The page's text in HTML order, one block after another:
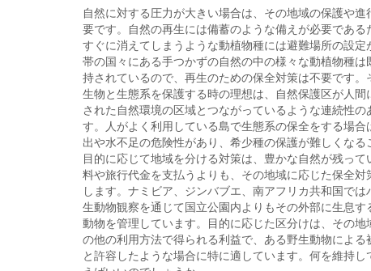
自然に対する圧力が大きい場合は、その地域の保護や
要です。自然の再生には備蓄のような備えが必要である
すぐに消えてしまうような動植物種には避難場所の設定
帯の国々にある手つかずの自然の中の様々な動植物種は
持されているので、再生のための保全対策は不要です。
生物と生態系を保護する時の理想は、自然保護区が人間
された自然環境の区域とつながっているような連続性の
す。人がよく利用している島で生態系の保全をする場合
出や水不足の危険性があり、希少種の保護が難しくなる
目的に応じて地域を分ける対策は、豊かな自然が残っ
料や旅行代金を支払うよりも、その地域に応じた保全対
します。ナミビア、ジンバブエ、南アフリカ共和国では
生動物観察を通じて国立公園内よりもその外部に生息す
動物を管理しています。目的に応じた区分けは、その地
の他の利用方法で得られる利益で、ある野生動物による
と許容したような場合に特に適しています。何を維持